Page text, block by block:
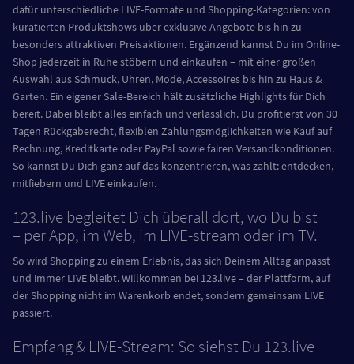
dafür unterschiedliche LIVE-Formate und Shopping-Kategorien: von
kuratierten Produktshows über exklusive Angebote bis hin zu
besonders attraktiven Preisaktionen. Ergänzend kannst Du im Online-
Shop jederzeit in Ruhe stöbern und einkaufen – mit einer großen
Auswahl aus Schmuck, Uhren, Mode, Accessoires bis hin zu Haus &
Garten. Ein eigener Sale-Bereich hält zusätzliche Highlights für Dich
bereit. Dabei bleibt alles einfach und verlässlich. Du profitierst von 30
Tagen Rückgaberecht, flexiblen Zahlungsmöglichkeiten wie Kauf auf
Rechnung, Kreditkarte oder PayPal sowie fairen Versandkonditionen.
So kannst Du Dich ganz auf das konzentrieren, was zählt: entdecken,
mitfiebern und LIVE einkaufen.
123.live begleitet Dich überall dort, wo Du bist
– per App, im Web, im LIVE-stream oder im TV.
So wird Shopping zu einem Erlebnis, das sich Deinem Alltag anpasst
und immer LIVE bleibt. Willkommen bei 123.live – der Plattform, auf
der Shopping nicht im Warenkorb endet, sondern gemeinsam LIVE
passiert.
Empfang & LIVE-Stream: So siehst Du 123.live